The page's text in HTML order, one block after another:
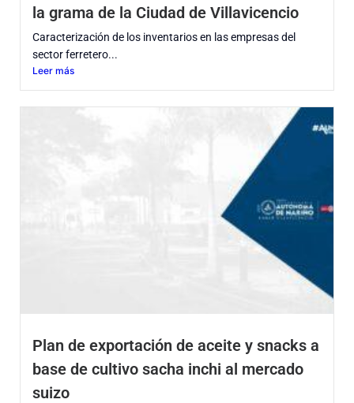
la grama de la Ciudad de Villavicencio
Caracterización de los inventarios en las empresas del
sector ferretero...
Leer más
Plan de exportación de aceite y snacks a
base de cultivo sacha inchi al mercado
suizo